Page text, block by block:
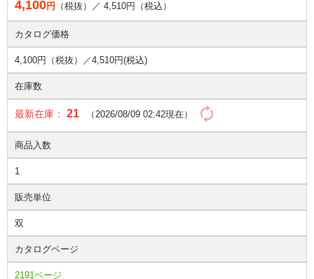
4,100円 （税抜）／ 4,510円（税込）
カタログ価格
4,100円（税抜）／4,510円(税込)
在庫数
最新在庫： 21 （2026/08/09 02:42現在）
商品入数
1
販売単位
双
カタログページ
2191ページ